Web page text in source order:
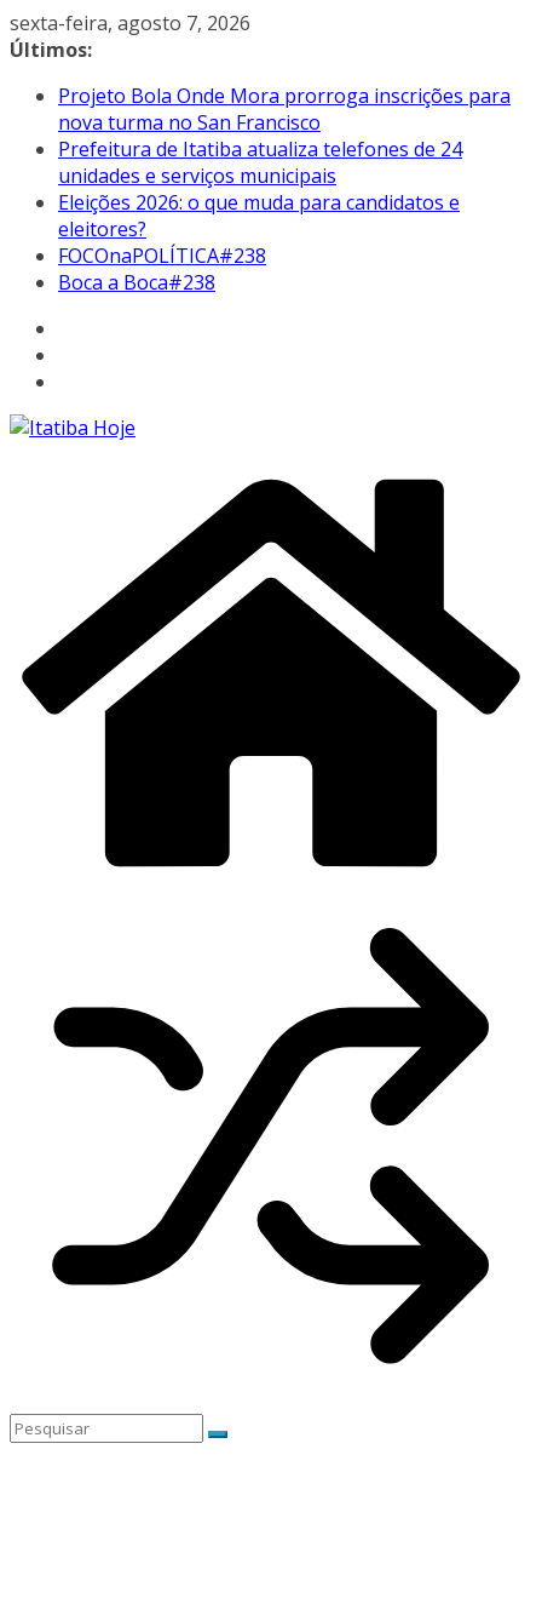
Pular
para
conteúdo
sexta-feira, agosto 7, 2026
Últimos:
Projeto Bola Onde Mora prorroga inscrições para
nova turma no San Francisco
Prefeitura de Itatiba atualiza telefones de 24
unidades e serviços municipais
Eleições 2026: o que muda para candidatos e
eleitores?
FOCOnaPOLÍTICA#238
Boca a Boca#238